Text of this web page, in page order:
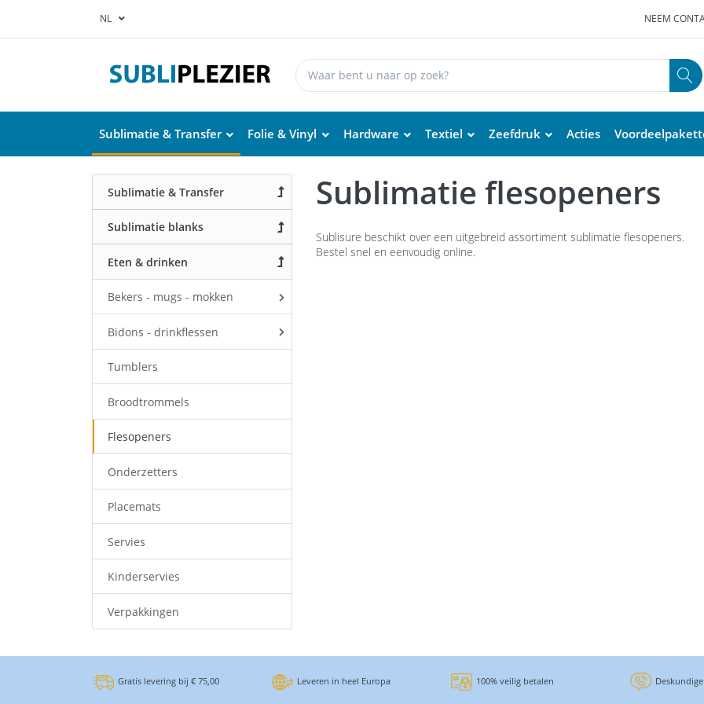
NL NEEM
Sublimatie & Transfer Folie & Vinyl Hardware Textiel Zeefdruk Acties
Sublimatie & Transfer
Sublimatie blanks
Eten & drinken
Bekers - mugs - mokken
Bidons - drinkflessen
Tumblers
Broodtrommels
Flesopeners
Onderzetters
Placemats
Servies
Kinderservies
Verpakkingen
Sublimatie flesopeners
Sublisure beschikt over een uitgebreid assortiment sublimatie flesopeners.
Bestel snel en eenvoudig online.
Gratis levering bij € 75,00 Leveren in heel Europa 100% veilig betalen